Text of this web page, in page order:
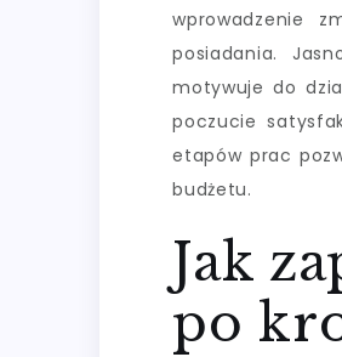
wprowadzenie
posiadania.
motywuje do
poczucie
etapów prac
budżetu.
Jak
po